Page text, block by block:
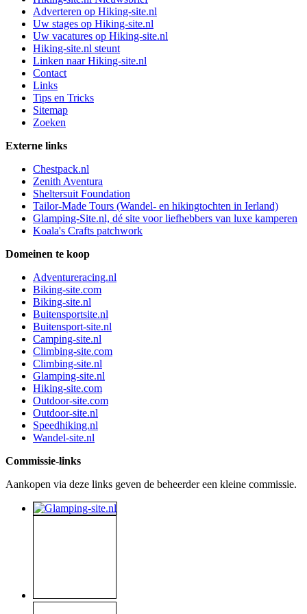
Adverteren op Hiking-site.nl
Uw stages op Hiking-site.nl
Uw vacatures op Hiking-site.nl
Hiking-site.nl steunt
Linken naar Hiking-site.nl
Contact
Links
Tips en Tricks
Sitemap
Zoeken
Externe links
Chestpack.nl
Zenith Aventura
Sheltersuit Foundation
Tailor-Made Tours (Wandel- en hikingtochten in Ierland)
Glamping-Site.nl, dé site voor liefhebbers van luxe kamperen
Koala's Crafts patchwork
Domeinen te koop
Adventureracing.nl
Biking-site.com
Biking-site.nl
Buitensportsite.nl
Buitensport-site.nl
Camping-site.nl
Climbing-site.com
Climbing-site.nl
Glamping-site.nl
Hiking-site.com
Outdoor-site.com
Outdoor-site.nl
Speedhiking.nl
Wandel-site.nl
Commissie-links
Aankopen via deze links geven de beheerder een kleine commissie.